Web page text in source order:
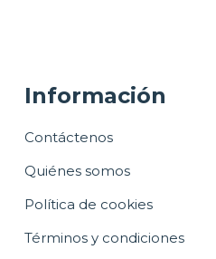
Información
Contáctenos
Quiénes somos
Política de cookies
Términos y condiciones